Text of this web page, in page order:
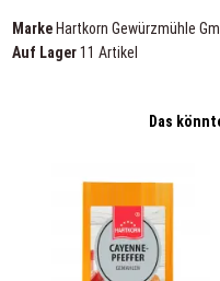
Marke Hartkorn Gewürzmühle
Auf Lager 11 Artikel
Das